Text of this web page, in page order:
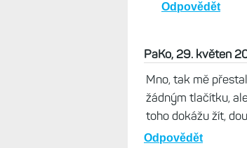
Odpovědět
PaKo, 29. květen
Mno, tak mě
žádným tlačítku,
toho dokážu žít,
Odpovědět